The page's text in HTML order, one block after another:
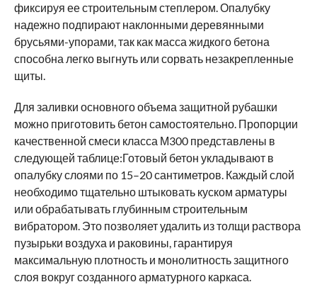
фиксируя ее строительным степлером. Опалубку
надежно подпирают наклонными деревянными
брусьями-упорами, так как масса жидкого бетона
способна легко выгнуть или сорвать незакрепленные
щиты.
Для заливки основного объема защитной рубашки
можно приготовить бетон самостоятельно. Пропорции
качественной смеси класса М300 представлены в
следующей таблице:Готовый бетон укладывают в
опалубку слоями по 15–20 сантиметров. Каждый слой
необходимо тщательно штыковать куском арматуры
или обрабатывать глубинным строительным
вибратором. Это позволяет удалить из толщи раствора
пузырьки воздуха и раковины, гарантируя
максимальную плотность и монолитность защитного
слоя вокруг созданного арматурного каркаса.